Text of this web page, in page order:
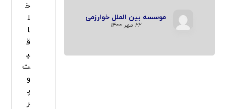
موسسه بین الملل خوارزمی
۲۲ مهر ۱۴۰۰
خ
ل
ا
ق
ی
ت
و
پ
ر